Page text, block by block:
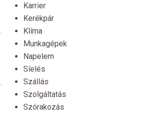
Karrier
Kerékpár
Klíma
Munkagépek
Napelem
Síelés
Szállás
Szolgáltatás
Szórakozás